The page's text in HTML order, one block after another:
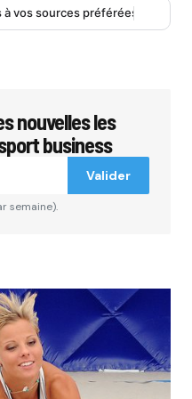
vos sources préférées
pas publiée.Les
indiqués avec*
nouvelles les
business
Valider
semaine).